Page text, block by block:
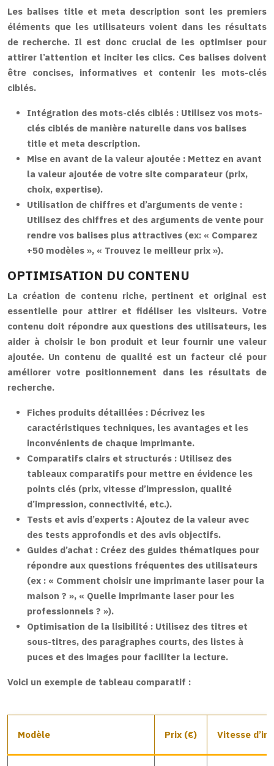
Les balises title et meta description sont les premiers
éléments que les utilisateurs voient dans les résultats
de recherche. Il est donc crucial de les optimiser pour
attirer l’attention et inciter les clics. Ces balises doivent
être concises, informatives et contenir les mots-clés
ciblés.
Intégration des mots-clés ciblés : Utilisez vos mots-
clés ciblés de manière naturelle dans vos balises
title et meta description.
Mise en avant de la valeur ajoutée : Mettez en avant
la valeur ajoutée de votre site comparateur (prix,
choix, expertise).
Utilisation de chiffres et d’arguments de vente :
Utilisez des chiffres et des arguments de vente pour
rendre vos balises plus attractives (ex: « Comparez
+50 modèles », « Trouvez le meilleur prix »).
OPTIMISATION DU CONTENU
La création de contenu riche, pertinent et original est
essentielle pour attirer et fidéliser les visiteurs. Votre
contenu doit répondre aux questions des utilisateurs, les
aider à choisir le bon produit et leur fournir une valeur
ajoutée. Un contenu de qualité est un facteur clé pour
améliorer votre positionnement dans les résultats de
recherche.
Fiches produits détaillées : Décrivez les
caractéristiques techniques, les avantages et les
inconvénients de chaque imprimante.
Comparatifs clairs et structurés : Utilisez des
tableaux comparatifs pour mettre en évidence les
points clés (prix, vitesse d’impression, qualité
d’impression, connectivité, etc.).
Tests et avis d’experts : Ajoutez de la valeur avec
des tests approfondis et des avis objectifs.
Guides d’achat : Créez des guides thématiques pour
répondre aux questions fréquentes des utilisateurs
(ex : « Comment choisir une imprimante laser pour la
maison ? », « Quelle imprimante laser pour les
professionnels ? »).
Optimisation de la lisibilité : Utilisez des titres et
sous-titres, des paragraphes courts, des listes à
puces et des images pour faciliter la lecture.
Voici un exemple de tableau comparatif :
Modèle Prix (€) Vitesse